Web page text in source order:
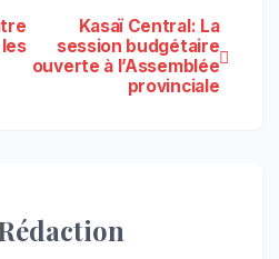
Kasaï Central: La
session budgétaire
ouverte à l’Assemblée
provinciale